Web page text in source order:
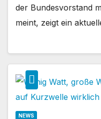
der Bundesvorstand
meint, zeigt ein
NEWS